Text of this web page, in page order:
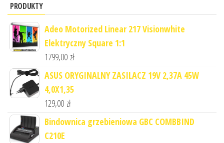
PRODUKTY
Adeo Motorized Linear 217 Visionwhite
Elektryczny Square 1:1
1799,00 zł
ASUS ORYGINALNY ZASILACZ 19V 2,37A 45W
4,0X1,35
129,00 zł
Bindownica grzebieniowa GBC COMBBIND
C210E